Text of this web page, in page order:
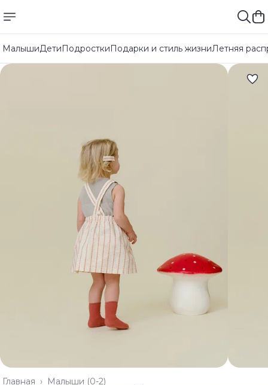
МалышиДетиПодросткиПодарки и стиль жизниЛетняя
Малыши (0-2)
Главная ›